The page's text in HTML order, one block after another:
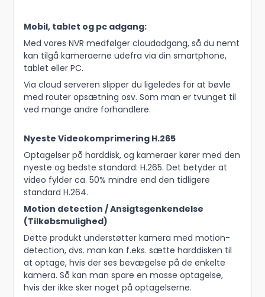
Mobil, tablet og pc adgang:
Med vores NVR medfølger cloudadgang, så du nemt
kan tilgå kameraerne udefra via din smartphone,
tablet eller PC.
Via cloud serveren slipper du ligeledes for at bøvle
med router opsætning osv. Som man er tvunget til
ved mange andre forhandlere.
Nyeste Videokomprimering H.265
Optagelser på harddisk, og kameraer kører med den
nyeste og bedste standard: H.265. Det betyder at
video fylder ca. 50% mindre end den tidligere
standard H.264.
Motion detection / Ansigtsgenkendelse
(Tilkøbsmulighed)
Dette produkt understøtter kamera med motion-
detection, dvs. man kan f.eks. sætte harddisken til
at optage, hvis der ses bevægelse på de enkelte
kamera. Så kan man spare en masse optagelse,
hvis der ikke sker noget på optagelserne.